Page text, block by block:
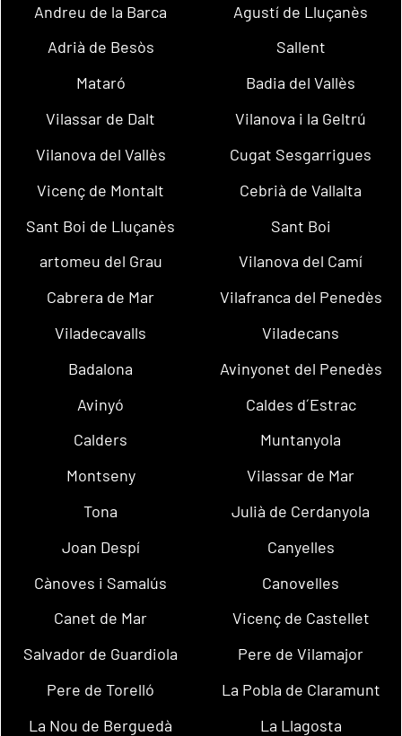
Andreu de la Barca
Agustí de Lluçanès
Adrià de Besòs
Sallent
Mataró
Badia del Vallès
Vilassar de Dalt
Vilanova i la Geltrú
Vilanova del Vallès
Cugat Sesgarrigues
Vicenç de Montalt
Cebrià de Vallalta
Sant Boi de Lluçanès
Sant Boi
artomeu del Grau
Vilanova del Camí
Cabrera de Mar
Vilafranca del Penedès
Viladecavalls
Viladecans
Badalona
Avinyonet del Penedès
Avinyó
Caldes d´Estrac
Calders
Muntanyola
Montseny
Vilassar de Mar
Tona
Julià de Cerdanyola
Joan Despí
Canyelles
Cànoves i Samalús
Canovelles
Canet de Mar
Vicenç de Castellet
Salvador de Guardiola
Pere de Vilamajor
Pere de Torelló
La Pobla de Claramunt
La Nou de Berguedà
La Llagosta